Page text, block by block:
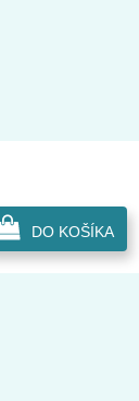
DO KOŠÍKA